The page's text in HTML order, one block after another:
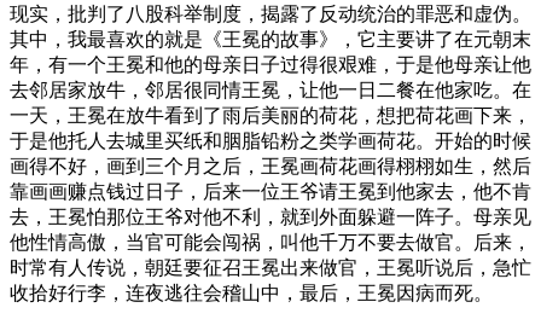
现实，批判了八股科举制度，揭露了反动统治的罪恶和虚伪。
其中，我最喜欢的就是《王冕的故事》，它主要讲了在元朝末
年，有一个王冕和他的母亲日子过得很艰难，于是他母亲让他
去邻居家放牛，邻居很同情王冕，让他一日二餐在他家吃。在
一天，王冕在放牛看到了雨后美丽的荷花，想把荷花画下来，
于是他托人去城里买纸和胭脂铅粉之类学画荷花。开始的时候
画得不好，画到三个月之后，王冕画荷花画得栩栩如生，然后
靠画画赚点钱过日子，后来一位王爷请王冕到他家去，他不肯
去，王冕怕那位王爷对他不利，就到外面躲避一阵子。母亲见
他性情高傲，当官可能会闯祸，叫他千万不要去做官。后来，
时常有人传说，朝廷要征召王冕出来做官，王冕听说后，急忙
收拾好行李，连夜逃往会稽山中，最后，王冕因病而死。